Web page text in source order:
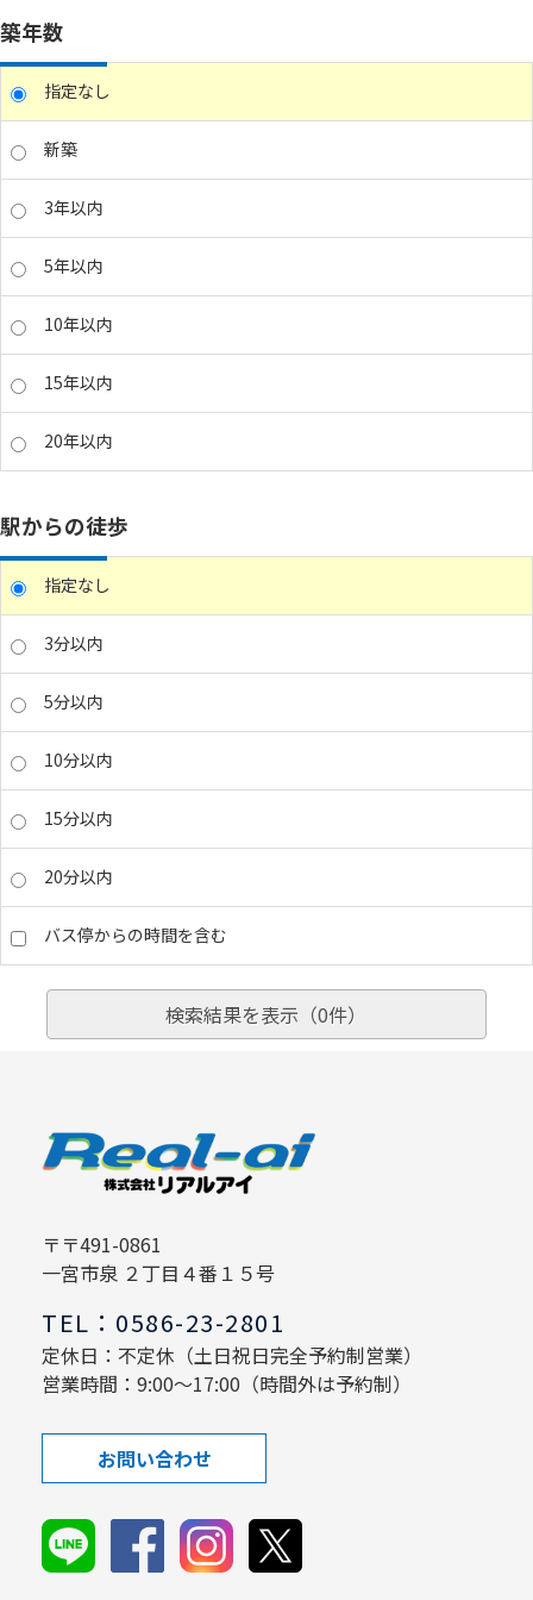
築年数
指定なし
新築
3年以内
5年以内
10年以内
15年以内
20年以内
駅からの徒歩
指定なし
3分以内
5分以内
10分以内
15分以内
20分以内
バス停からの時間を含む
検索結果を表示（0件）
〒〒491-0861
一宮市泉 ２丁目４番１５号
TEL：0586-23-2801
定休日：不定休（土日祝日完全予約制営業）
営業時間：9:00～17:00（時間外は予約制）
お問い合わせ